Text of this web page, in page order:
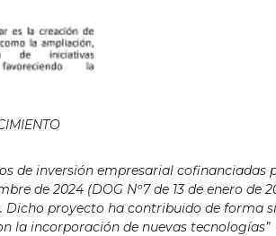
de inversión empresarial cofinanciadas
de 2024 (DOG Nº7 de 13 de enero de
Dicho proyecto ha contribuido de forma
la incorporación de nuevas tecnologías”